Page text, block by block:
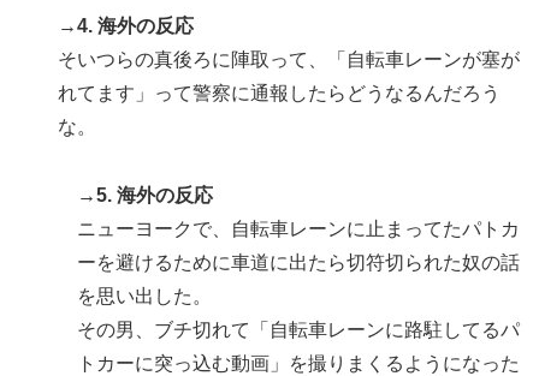
→4. 海外の反応
そいつらの真後ろに陣取って、「自転車レーンが塞が
れてます」って警察に通報したらどうなるんだろう
な。
→5. 海外の反応
ニューヨークで、自転車レーンに止まってたパトカ
ーを避けるために車道に出たら切符切られた奴の話
を思い出した。
その男、ブチ切れて「自転車レーンに路駐してるパ
トカーに突っ込む動画」を撮りまくるようになった